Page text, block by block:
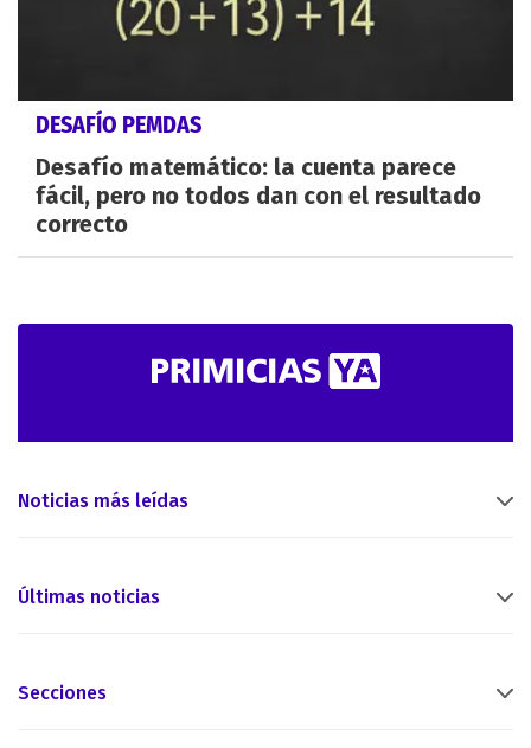
DESAFÍO PEMDAS
Desafío matemático: la cuenta parece
fácil, pero no todos dan con el resultado
correcto
Noticias más leídas
Últimas noticias
Secciones